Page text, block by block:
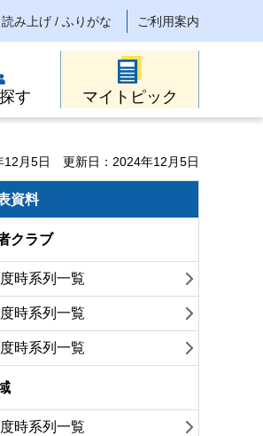
読み上げ / ふりがな ご利用案内
す マイトピック
12月5日 更新日：2024年12月5日
資料
クラブ
時系列一覧
時系列一覧
時系列一覧
時系列一覧